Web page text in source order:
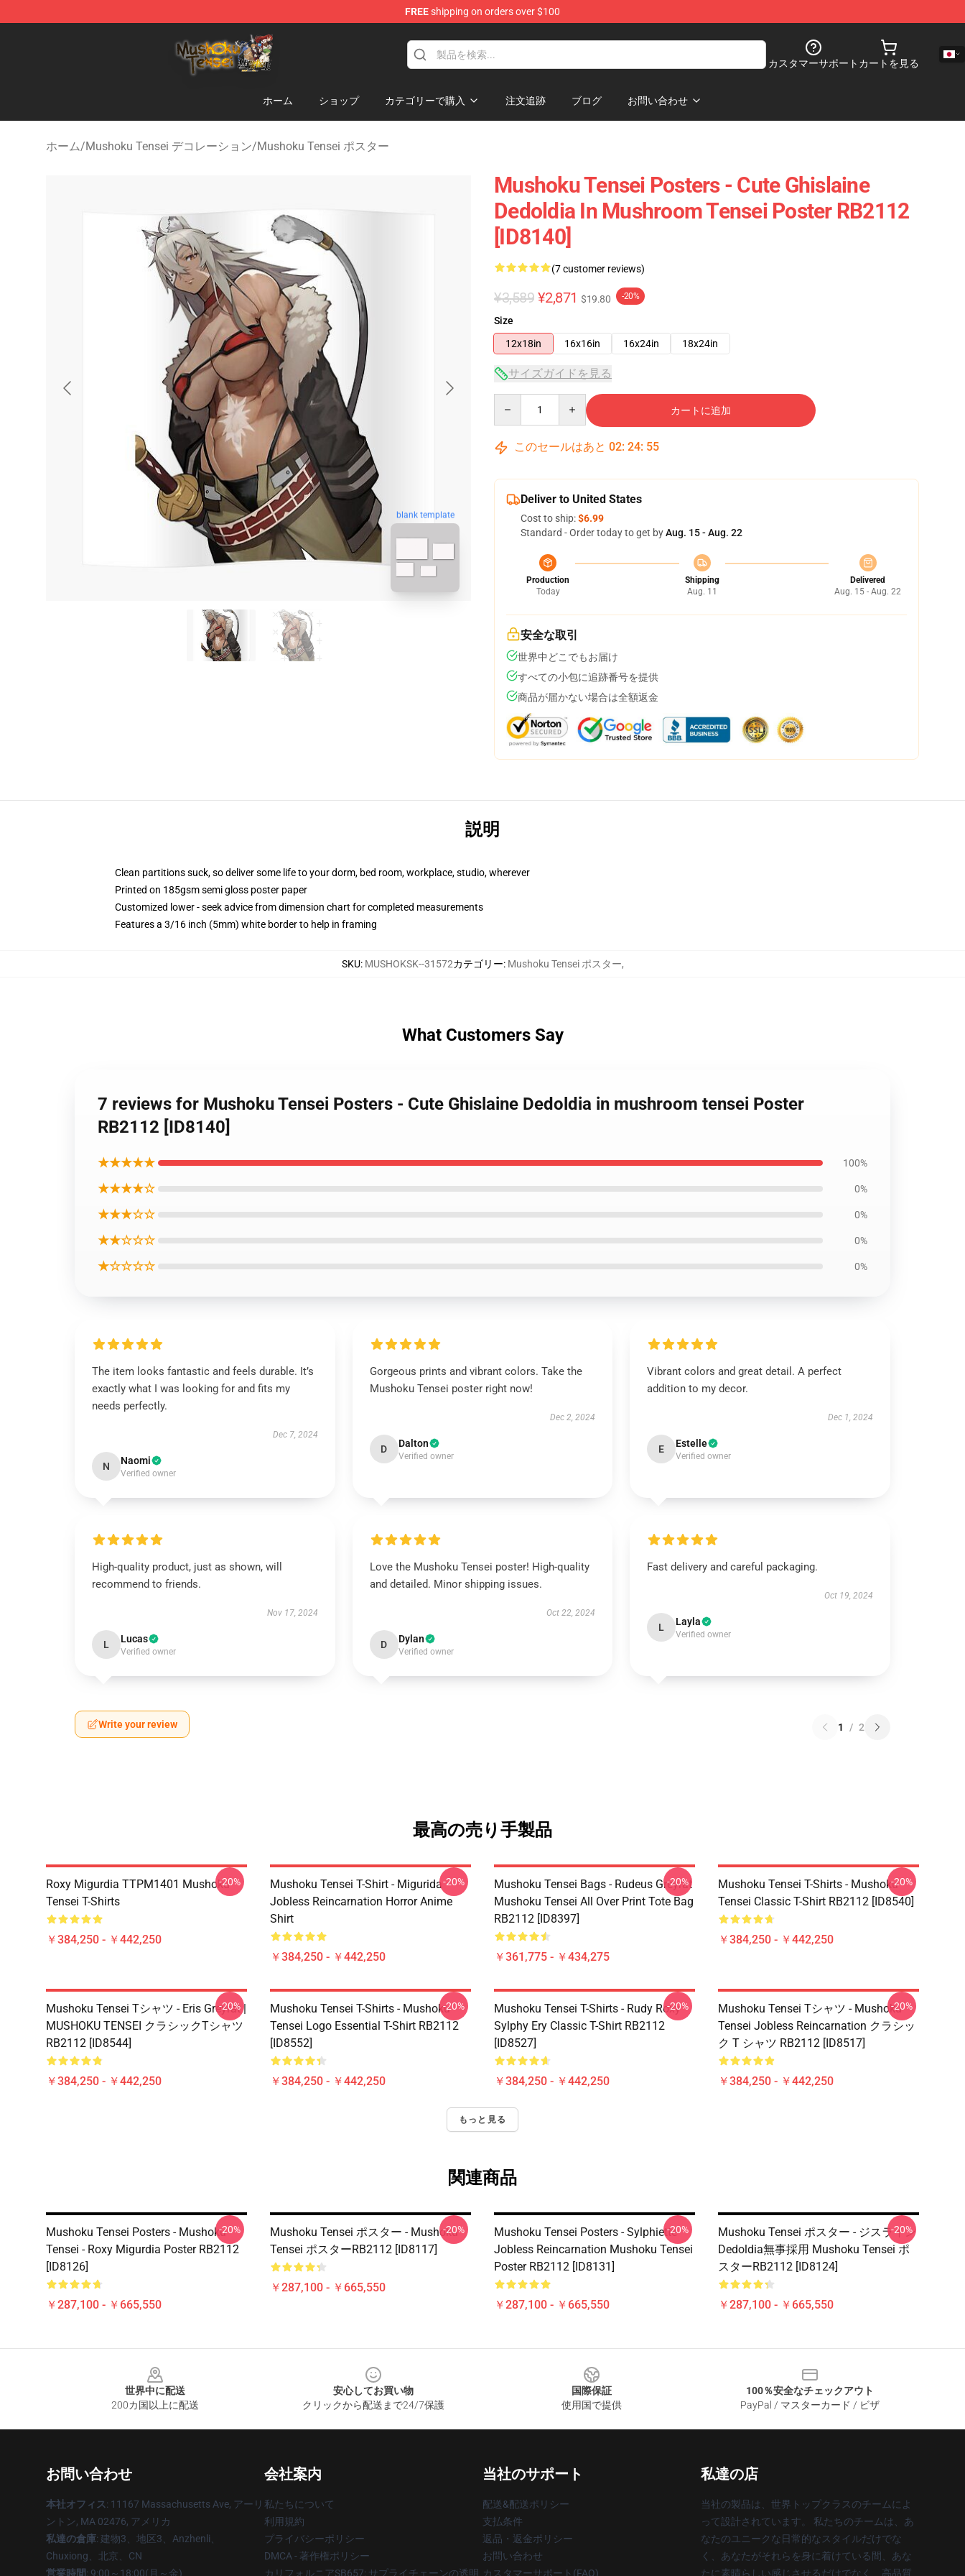
FREEshipping on orders over $100
Mushoku Tensei Store - Official Mushoku Tensei Merchandise Shop
カスタマーサポート カートを見る
ホーム ショップ カテゴリーで購入 注文追跡 ブログ お問い合わせ
ホーム/Mushoku Tensei デコレーション/Mushoku Tensei ポスター
blank template
Mushoku Tensei Posters - Cute Ghislaine
Dedoldia In Mushroom Tensei Poster RB2112
[ID8140]
(7 customer reviews)
¥3,589 ¥2,871 $19.80 -20%
Size
12x18in
16x16in 16x24in 18x24in
サイズガイドを見る
カートに追加
このセールはあと 02: 24: 54
Deliver to United States
Cost to ship:$6.99
Standard - Order today to get byAug. 15 - Aug. 22
Production
Today
Shipping
Aug. 11
Delivered
Aug. 15 - Aug. 22
安全な取引
世界中どこでもお届け
すべての小包に追跡番号を提供
商品が届かない場合は全額返金
説明
Clean partitions suck, so deliver some life to your dorm, bed room, workplace, studio, wherever
Printed on 185gsm semi gloss poster paper
Customized lower - seek advice from dimension chart for completed measurements
Features a 3/16 inch (5mm) white border to help in framing
SKU: MUSHOKSK--31572カテゴリー: Mushoku Tensei ポスター,
What Customers Say
7 reviews for Mushoku Tensei Posters - Cute Ghislaine Dedoldia in mushroom tensei Poster
RB2112 [ID8140]
★★★★★ 100%
★★★★☆ 0%
★★★☆☆ 0%
★★☆☆☆ 0%
★☆☆☆☆ 0%
The item looks fantastic and feels durable. It’s
exactly what I was looking for and fits my
needs perfectly.
Dec 7, 2024
N Naomi
Verified owner
Gorgeous prints and vibrant colors. Take the
Mushoku Tensei poster right now!
Dec 2, 2024
D Dalton
Verified owner
Vibrant colors and great detail. A perfect
addition to my decor.
Dec 1, 2024
E Estelle
Verified owner
High-quality product, just as shown, will
recommend to friends.
Nov 17, 2024
L Lucas
Verified owner
Love the Mushoku Tensei poster! High-quality
and detailed. Minor shipping issues.
Oct 22, 2024
D Dylan
Verified owner
Fast delivery and careful packaging.
Oct 19, 2024
L Layla
Verified owner
Write your review 1 / 2
最高の売り手製品
Roxy Migurdia TTPM1401 Mushoku
Tensei T-Shirts
￥384,250 - ￥442,250
-20%
Mushoku Tensei T-Shirt - Migurida
Jobless Reincarnation Horror Anime
Shirt
￥384,250 - ￥442,250
-20%
Mushoku Tensei Bags - Rudeus Greyrat
Mushoku Tensei All Over Print Tote Bag
RB2112 [ID8397]
￥361,775 - ￥434,275
-20%
Mushoku Tensei T-Shirts - Mushoku
Tensei Classic T-Shirt RB2112 [ID8540]
￥384,250 - ￥442,250
-20%
Mushoku Tensei Tシャツ - Eris Greyrat |
MUSHOKU TENSEI クラシックTシャツ
RB2112 [ID8544]
￥384,250 - ￥442,250
-20%
Mushoku Tensei T-Shirts - Mushoku
Tensei Logo Essential T-Shirt RB2112
[ID8552]
￥384,250 - ￥442,250
-20%
Mushoku Tensei T-Shirts - Rudy Roxy
Sylphy Ery Classic T-Shirt RB2112
[ID8527]
￥384,250 - ￥442,250
-20%
Mushoku Tensei Tシャツ - Mushoku
Tensei Jobless Reincarnation クラシッ
ク T シャツ RB2112 [ID8517]
￥384,250 - ￥442,250
-20%
もっと見る
関連商品
Mushoku Tensei Posters - Mushoku
Tensei - Roxy Migurdia Poster RB2112
[ID8126]
￥287,100 - ￥665,550
-20%
Mushoku Tensei ポスター - Mushoku
Tensei ポスターRB2112 [ID8117]
￥287,100 - ￥665,550
-20%
Mushoku Tensei Posters - Sylphiette
Jobless Reincarnation Mushoku Tensei
Poster RB2112 [ID8131]
￥287,100 - ￥665,550
-20%
Mushoku Tensei ポスター - ジスライン
Dedoldia無事採用 Mushoku Tensei ポ
スターRB2112 [ID8124]
￥287,100 - ￥665,550
-20%
世界中に配送
200カ国以上に配送
安心してお買い物
クリックから配送まで24/7保護
国際保証
使用国で提供
100％安全なチェックアウト
PayPal / マスターカード / ビザ
お問い合わせ
本社オフィス: 11167 Massachusetts Ave, アーリ
ントン, MA 02476, アメリカ
私達の倉庫: 建物3、地区3、Anzhenli、
Chuxiong、北京、CN
営業時間: 9:00～18:00(月～金)
会社案内
私たちについて
利用規約
プライバシーポリシー
DMCA - 著作権ポリシー
カリフォルニアSB657: サプライチェーンの透明
当社のサポート
配送&配送ポリシー
支払条件
返品・返金ポリシー
お問い合わせ
カスタマーサポート(FAQ)
私達の店
当社の製品は、世界トップクラスのチームによ
って設計されています。 私たちのチームは、あ
なたのユニークな日常的なスタイルだけでな
く、あなたがそれらを身に着けている間、あな
たに素晴らしい感じさせるだけでなく、高品質